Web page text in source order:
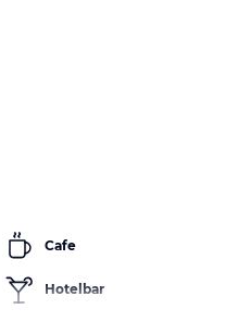
Cafe
Hotelbar